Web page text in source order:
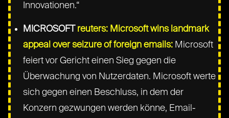
Innovationen.“
MICROSOFT reuters: Microsoft wins landmark
appeal over seizure of foreign emails: Microsoft
feiert vor Gericht einen Sieg gegen die
Überwachung von Nutzerdaten. Microsoft werte
sich gegen einen Beschluss, in dem der
Konzern gezwungen werden könne, Email-